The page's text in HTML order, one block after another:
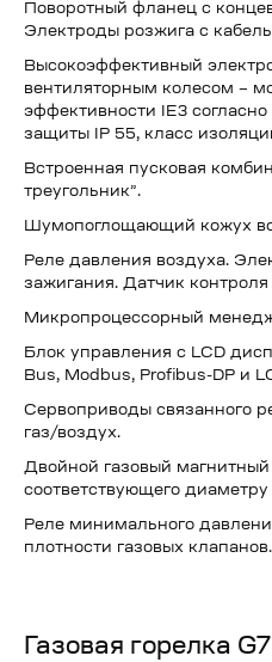
Поворотный фланец с
Электроды розжига с
Высокоэффективный
вентиляторным колесом –
эффективности IE3
защиты IP 55, класс
Встроенная пусковая
треугольник”.
Шумопоглощающий кожух
Реле давления воздуха.
зажигания. Датчик
Микропроцессорный
Блок управления с LCD
Bus, Modbus, Profibus-DP и
Сервоприводы связанного
газ/воздух.
Двойной газовый магнитный
соответствующего
Реле минимального
плотности газовых клапанов.
Газовая горелка